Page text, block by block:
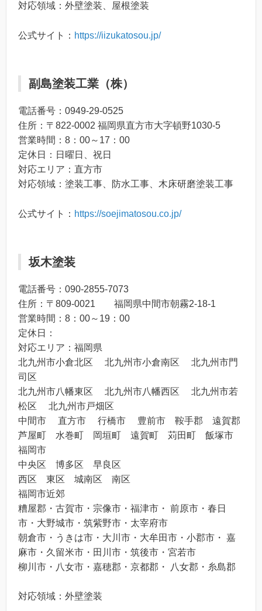
対応領域：外壁塗装、屋根塗装
公式サイト： https://iizukatosou.jp/
副島塗装工業（株）
電話番号：0949-29-0525
住所：〒822-0002 福岡県直方市大字頓野1030-5
営業時間：8：00～17：00
定休日：日曜日、祝日
対応エリア：直方市
対応領域：塗装工事、防水工事、木床研磨塗装工事
公式サイト： https://soejimatosou.co.jp/
坂木塗装
電話番号：090-2855-7073
住所：〒809-0021 福岡県中間市朝霧2-18-1
営業時間：8：00～19：00
定休日：
対応エリア：福岡県
北九州市小倉北区 北九州市小倉南区 北九州市門
司区
北九州市八幡東区 北九州市八幡西区 北九州市若
松区 北九州市戸畑区
中間市 直方市 行橋市 豊前市 鞍手郡 遠賀郡
芦屋町 水巻町 岡垣町 遠賀町 苅田町 飯塚市
福岡市
中央区 博多区 早良区
西区 東区 城南区 南区
福岡市近郊
糟屋郡・古賀市・宗像市・福津市・ 前原市・春日
市・大野城市・筑紫野市・太宰府市
朝倉市・うきは市・大川市・大牟田市・小郡市・ 嘉
麻市・久留米市・田川市・筑後市・宮若市
柳川市・八女市・嘉穂郡・京都郡・ 八女郡・糸島郡
対応領域：外壁塗装